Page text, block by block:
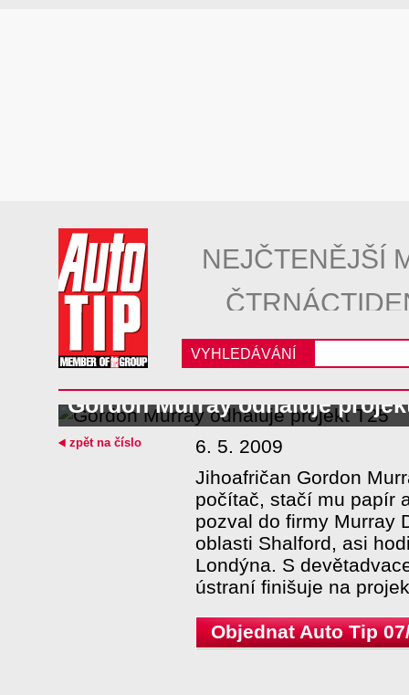
NEJČTENĚJŠÍ
VYHLEDÁVÁNÍ
Gordon Murray odhaluje
6. 5. 2009
Jihoafričan Gordon
počítač, stačí mu papír
pozval do firmy Murray
oblasti Shalford, asi
Londýna. S
ústraní finišuje na
Objednat Auto Tip
zpět na číslo